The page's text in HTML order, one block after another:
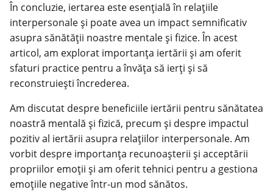
În concluzie, iertarea este esențială în relațiile
interpersonale și poate avea un impact semnificativ
asupra sănătății noastre mentale și fizice. În acest
articol, am explorat importanța iertării și am oferit
sfaturi practice pentru a învăța să ierți și să
reconstruiești încrederea.
Am discutat despre beneficiile iertării pentru sănătatea
noastră mentală și fizică, precum și despre impactul
pozitiv al iertării asupra relațiilor interpersonale. Am
vorbit despre importanța recunoașterii și acceptării
propriilor emoții și am oferit tehnici pentru a gestiona
emoțiile negative într-un mod sănătos.